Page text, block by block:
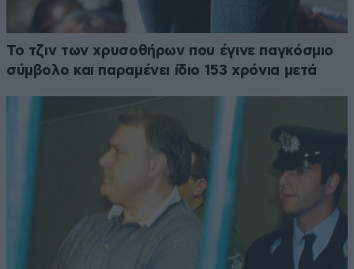
Το τζιν των χρυσοθήρων που έγινε παγκόσμιο
σύμβολο και παραμένει ίδιο 153 χρόνια μετά